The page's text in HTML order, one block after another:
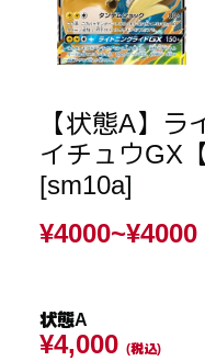
【状態A】
イチュウGX
[sm10a]
¥4000~¥4000
状態A
¥4,000 (税込)